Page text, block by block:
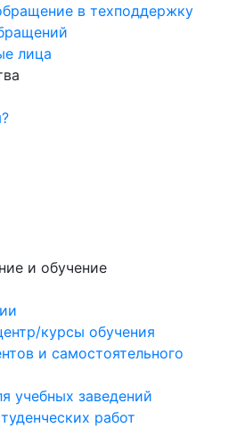
в техподдержку
лица
и обучение
курсы обучения
и самостоятельного
учебных заведений
работ